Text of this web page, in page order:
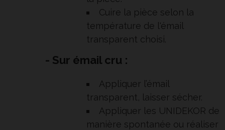
Cuire la pièce selon la
température de l'émail
transparent choisi.
- Sur émail cru :
Appliquer l’émail
transparent, laisser sécher.
Appliquer les UNIDEKOR de
manière spontanée ou réaliser